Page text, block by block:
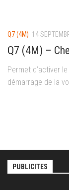
Q7 (4M) 14
Q7 (4M) –
Permet d’activer
démarrage de la
PUBLICITES